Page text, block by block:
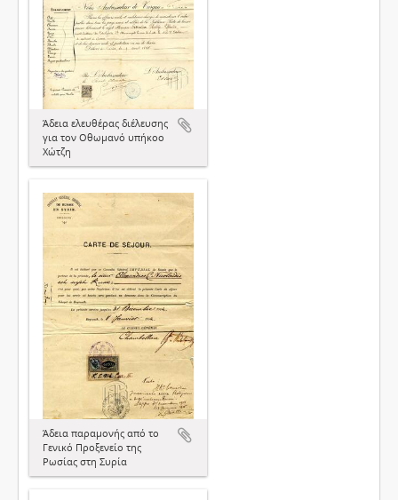
Άδεια ελευθέρας διέλευσης
για τον Οθωμανό υπήκοο
Χώτζη
Άδεια παραμονής από το
Γενικό Προξενείο της
Ρωσίας στη Συρία